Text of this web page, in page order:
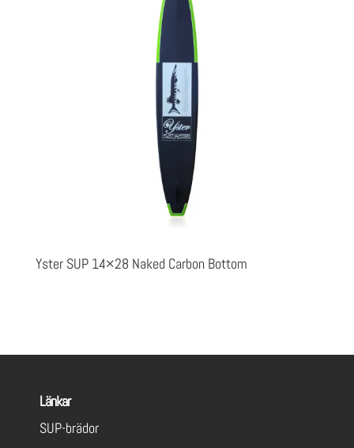
Yster SUP 14×28 Naked Carbon Bottom
Länkar
SUP-brädor